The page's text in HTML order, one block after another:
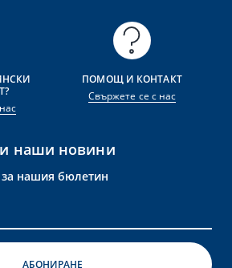
ПОМОЩ И КОНТАКТ
Свържете се с нас
наши новини
за нашия бюлетин